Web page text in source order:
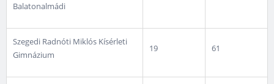
Balatonalmádi
Szegedi Radnóti Miklós Kísérleti
Gimnázium
19 61